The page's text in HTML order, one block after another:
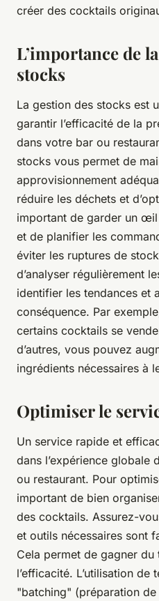
créer des cocktails
L’importance de
stocks
La gestion des stocks est
garantir l’efficacité de la
dans votre bar ou
stocks vous permet de
approvisionnement
réduire les déchets et
important de garder un
et de planifier les
éviter les ruptures de
d’analyser régulièrement
identifier les tendances et
conséquence. Par
certains cocktails se
d’autres, vous pouvez
ingrédients nécessaires à
Optimiser le
Un service rapide et
dans l’expérience globale
ou restaurant. Pour
important de bien
des cocktails. Assurez-
et outils nécessaires sont
Cela permet de gagner du
l’efficacité. L’utilisation de
"batching" (préparation de